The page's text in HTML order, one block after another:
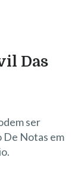
Das
ser
De Notas em